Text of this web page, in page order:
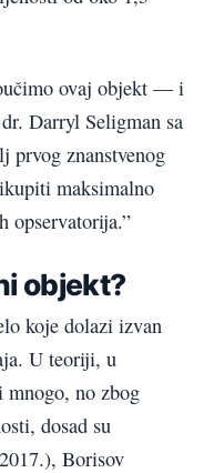
ovaj objekt — i
Darryl Seligman sa
prvog znanstvenog
maksimalno
opservatorija.”
objekt?
koje dolazi izvan
U teoriji, u
mnogo, no zbog
dosad su
Borisov